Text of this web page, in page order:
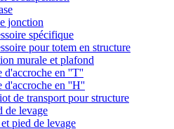
jonction
spécifique
pour totem en structure
murale et plafond
d'accroche en ''T''
d'accroche en ''H''
de transport pour structure
de levage
pied de levage